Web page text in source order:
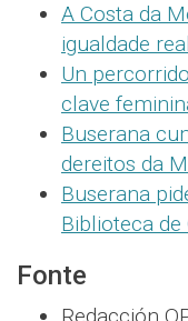
A Costa da
igualdade
Un
clave
Buserana
dereitos da
Buserana
Biblioteca de
Fonte